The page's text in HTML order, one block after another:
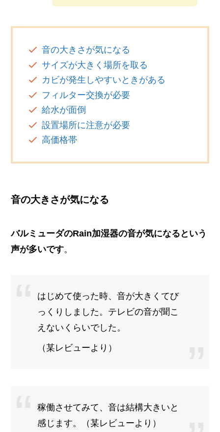
音の大きさが気になる
サイズが大きく場所を取る
カビが発生しやすいときがある
フィルター交換が必要
給水が面倒
設置場所に注意が必要
高価格帯
音の大きさが気になる
バルミューダのRain加湿器の音が気になるという
声が多いです。
はじめて使った時、音が大きくてび
っくりしました。テレビの音が聞こ
えないくらいでした。
（某レビューより）
稼働させてみて、音は結構大きいと
感じます。（某レビューより）